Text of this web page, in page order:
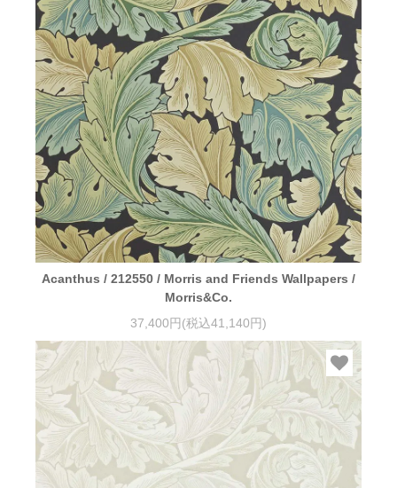
Acanthus / 212550 / Morris and Friends Wallpapers /
Morris&Co.
37,400円(税込41,140円)